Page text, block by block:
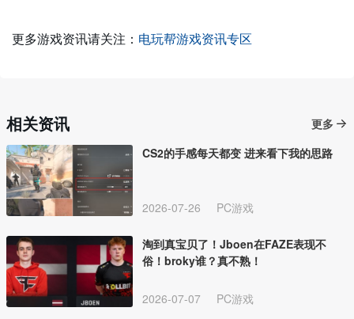
更多游戏资讯请关注： 电玩帮游戏资讯专区
相关资讯
更多
CS2的手感每天都变 进来看下我的思路
2026-07-26 PC游戏
淘到真宝贝了！Jboen在FAZE表现不
俗！broky谁？真不熟！
2026-07-07 PC游戏